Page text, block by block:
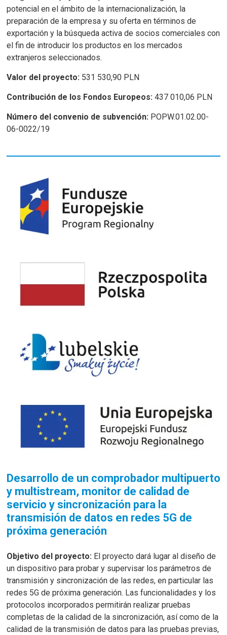
potencial en el ámbito de la internacionalización, la
preparación de la empresa y su oferta en términos de
exportación y la búsqueda activa de socios comerciales con
el fin de introducir los productos en los mercados
extranjeros seleccionados.
Valor del proyecto: 531 530,90 PLN
Contribución de los Fondos Europeos: 437 010,06 PLN
Número del convenio de subvención: POPW.01.02.00-
06-0022/19
Desarrollo de un comprobador multipuerto
y multistream, monitor de calidad de
servicio y sincronización para la
transmisión de datos en redes 5G de
próxima generación
Objetivo del proyecto: El proyecto dará lugar al diseño de
un dispositivo para probar y supervisar los parámetros de
transmisión y sincronización de las redes, en particular las
redes 5G de próxima generación. Las funcionalidades y los
protocolos incorporados permitirán realizar pruebas
completas de la calidad de la sincronización, así como de la
calidad de la transmisión de datos para las pruebas previas,